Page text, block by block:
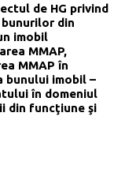
de HG privind
din
imobil
MMAP,
MMAP în
bunului imobil –
în domeniul
din funcţiune şi